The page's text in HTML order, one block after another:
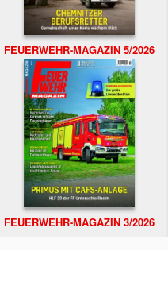
FEUERWEHR-MAGAZIN 5/2026
FEUERWEHR-MAGAZIN 3/2026